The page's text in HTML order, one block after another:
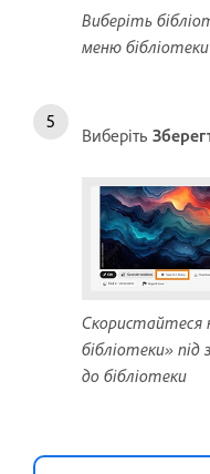
Виберіть
меню бібліотеки
Виберіть
Скористайтеся
бібліотеки»
до бібліотеки